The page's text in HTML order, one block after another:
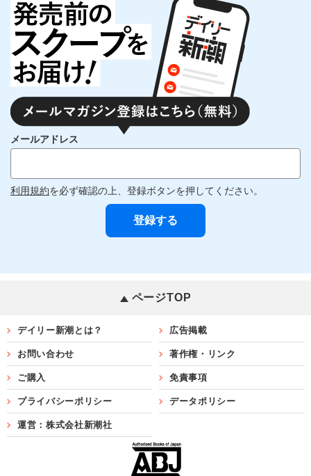
メールアドレス
利用規約を必ず確認の上、登録ボタンを押してください。
ページTOP
デイリー新潮とは？ 広告掲載
お問い合わせ 著作権・リンク
ご購入 免責事項
プライバシーポリシー データポリシー
運営：株式会社新潮社